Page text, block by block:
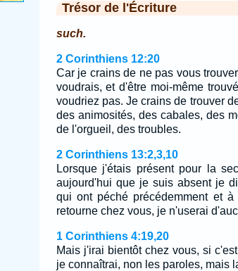
Trésor de l'Écriture
such.
2 Corinthiens 12:20
Car je crains de ne pas vous
voudrais, et d'être moi-même
voudriez pas. Je crains de trouver
des animosités, des cabales, des
de l'orgueil, des troubles.
2 Corinthiens 13:2,3,10
Lorsque j'étais présent pour la
aujourd'hui que je suis absent je
qui ont péché précédemment et
retourne chez vous, je n'userai
1 Corinthiens 4:19,20
Mais j'irai bientôt chez vous, si
je connaîtrai, non les paroles, mais